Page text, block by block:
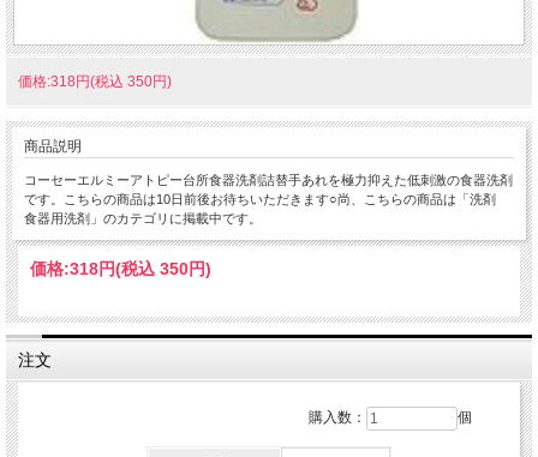
価格:318円(税込 350円)
商品説明
コーセーエルミーアトピー台所食器洗剤詰替手あれを極力抑えた低刺激の食器洗剤
です。こちらの商品は10日前後お待ちいただきます○尚、こちらの商品は「洗剤
食器用洗剤」のカテゴリに掲載中です。
価格:318円(税込 350円)
注文
購入数： 個